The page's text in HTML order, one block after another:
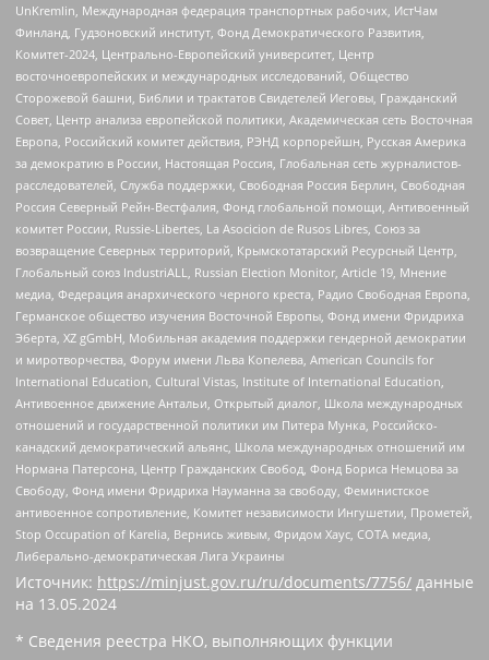
UnKremlin, Международная федерация транспортных рабочих, ИстЧам
Финланд, Гудзоновский институт, Фонд Демократического Развития,
Комитет-2024, Центрально-Европейский университет, Центр
восточноевропейских и международных исследований, Общество
Сторожевой башни, Библии и трактатов Свидетелей Иеговы, Гражданский
Совет, Центр анализа европейской политики, Академическая сеть Восточная
Европа, Российский комитет действия, РЭНД корпорейшн, Русская Америка
за демократию в России, Настоящая Россия, Глобальная сеть журналистов-
расследователей, Служба поддержки, Свободная Россия Берлин, Свободная
Россия Северный Рейн-Вестфалия, Фонд глобальной помощи, Антивоенный
комитет России, Russie-Libertes, La Asocicion de Rusos Libres, Союз за
возвращение Северных территорий, Крымскотатарский Ресурсный Центр,
Глобальный союз IndustriALL, Russian Election Monitor, Article 19, Мнение
медиа, Федерация анархического черного креста, Радио Свободная Европа,
Германское общество изучения Восточной Европы, Фонд имени Фридриха
Эберта, XZ gGmbH, Мобильная академия поддержки гендерной демократии
и миротворчества, Форум имени Льва Копелева, American Councils for
International Education, Cultural Vistas, Institute of International Education,
Антивоенное движение Антальи, Открытый диалог, Школа международных
отношений и государственной политики им Питера Мунка, Российско-
канадский демократический альянс, Школа международных отношений им
Нормана Патерсона, Центр Гражданских Свобод, Фонд Бориса Немцова за
Свободу, Фонд имени Фридриха Науманна за свободу, Феминистское
антивоенное сопротивление, Комитет независимости Ингушетии, Прометей,
Stop Occupation of Karelia, Вернись живым, Фридом Хаус, СОТА медиа,
Либерально-демократическая Лига Украины
Источник: https://minjust.gov.ru/ru/documents/7756/ данные
на 13.05.2024
* Сведения реестра НКО, выполняющих функции